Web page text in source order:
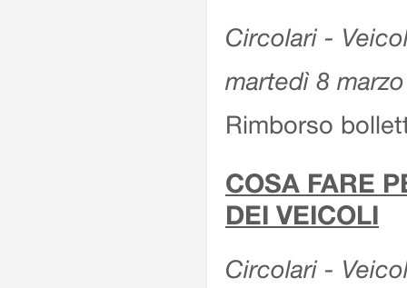
Circolari -
martedì 8
Rimborso
COSA FARE
DEI VEICOLI
Circolari -